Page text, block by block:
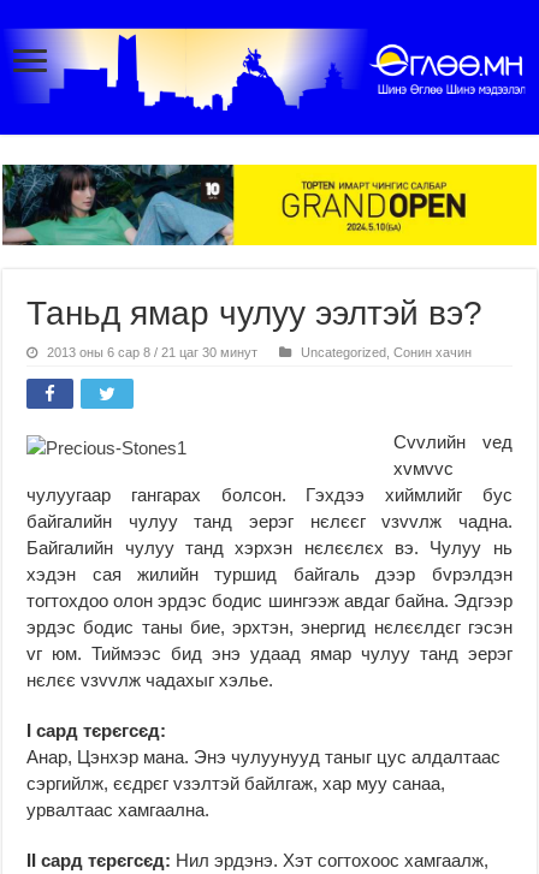
Таньд ямар чулуу ээлтэй вэ?
2013 оны 6 сар 8 / 21 цаг 30 минут Uncategorized ,Сонин хачин
Сvvлийн vед
хvмvvс
чулуугаар гангарах болсон. Гэхдээ хиймлийг бус
байгалийн чулуу танд эерэг нєлєєг vзvvлж чадна.
Байгалийн чулуу танд хэрхэн нєлєєлєх вэ. Чулуу нь
хэдэн сая жилийн туршид байгаль дээр бvрэлдэн
тогтохдоо олон эрдэс бодис шингээж авдаг байна. Эдгээр
эрдэс бодис таны бие, эрхтэн, энергид нєлєєлдєг гэсэн
vг юм. Тиймээс бид энэ удаад ямар чулуу танд эерэг
нєлєє vзvvлж чадахыг хэлье.
I сард тєрєгсєд:
Анар, Цэнхэр мана. Энэ чулуунууд таныг цус алдалтаас
сэргийлж, єєдрєг vзэлтэй байлгаж, хар муу санаа,
урвалтаас хамгаална.
II сард тєрєгсєд: Нил эрдэнэ. Хэт согтохоос хамгаалж,